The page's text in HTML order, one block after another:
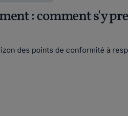
: comment s'y
des points de conformité à